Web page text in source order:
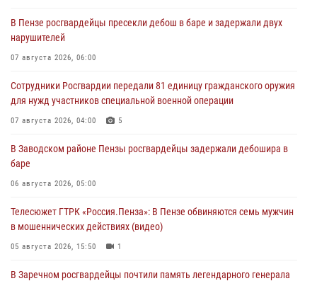
В Пензе росгвардейцы пресекли дебош в баре и задержали двух
нарушителей
07 августа 2026, 06:00
Сотрудники Росгвардии передали 81 единицу гражданского оружия
для нужд участников специальной военной операции
07 августа 2026, 04:00 5
В Заводском районе Пензы росгвардейцы задержали дебошира в
баре
06 августа 2026, 05:00
Телесюжет ГТРК «Россия.Пенза»: В Пензе обвиняются семь мужчин
в мошеннических действиях (видео)
05 августа 2026, 15:50 1
В Заречном росгвардейцы почтили память легендарного генерала